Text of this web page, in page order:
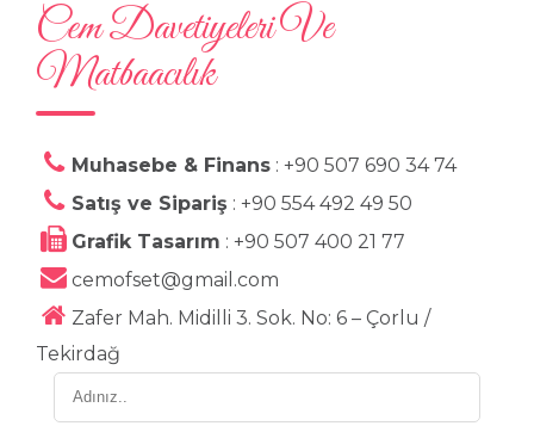
Cem Davetiyeleri Ve
Matbaacılık
Muhasebe & Finans : +90 507 690 34 74
Satış ve Sipariş : +90 554 492 49 50
Grafik Tasarım : +90 507 400 21 77
cemofset@gmail.com
Zafer Mah. Midilli 3. Sok. No: 6 – Çorlu /
Tekirdağ